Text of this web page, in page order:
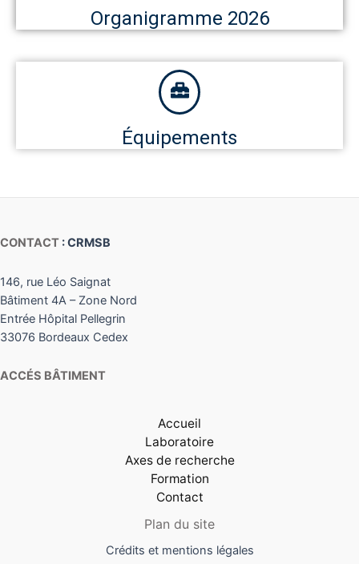
Organigramme 2026
Équipements
CONTACT : CRMSB
146, rue Léo Saignat
Bâtiment 4A – Zone Nord
Entrée Hôpital Pellegrin
33076 Bordeaux Cedex
ACCÉS BÂTIMENT
Accueil
Laboratoire
Axes de recherche
Formation
Contact
Plan du site
Crédits et mentions légales